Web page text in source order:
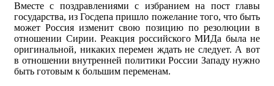
Вместе с поздравлениями с избранием на пост главы
государства, из Госдепа пришло пожелание того, что быть
может Россия изменит свою позицию по резолюции в
отношении Сирии. Реакция российского МИДа была не
оригинальной, никаких перемен ждать не следует. А вот
в отношении внутренней политики России Западу нужно
быть готовым к большим переменам.